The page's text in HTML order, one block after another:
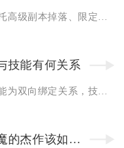
技能有何关系
在游戏中元气骑士恶魔的杰作该如何合成